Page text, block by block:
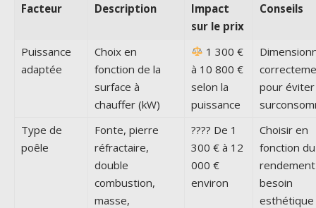
Facteur Description
Impact
sur le prix
Conseils
Puissance
adaptée
Choix en
fonction de la
surface à
chauffer (kW)
1 300 €
à 10 800 €
selon la
puissance
pour éviter
Type de
poêle
Fonte, pierre
réfractaire,
double
combustion,
masse,
???? De 1
300 € à 12
000 €
environ
Choisir en
fonction du
besoin
esthétique